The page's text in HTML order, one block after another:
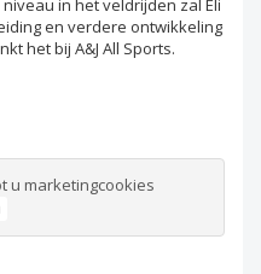
en verdere ontwikkeling
het bij A&J All Sports.
u marketingcookies